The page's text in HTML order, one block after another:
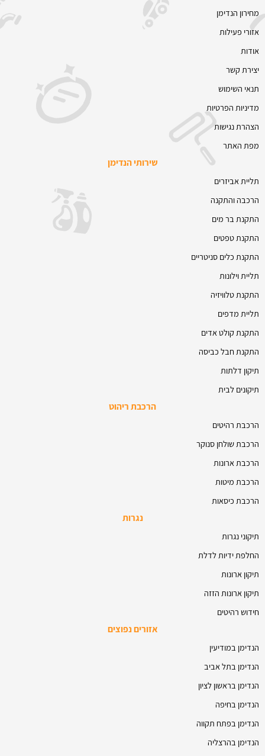
מחירון הנדימן
אזורי פעילות
אודות
יצירת קשר
תנאי השימוש
מדיניות הפרטיות
הצהרת נגישות
מפת האתר
שירותי הנדימן
תליית אביזרים
הרכבה והתקנה
התקנת בר מים
התקנת טפטים
התקנת כלים סניטריים
תליית וילונות
התקנת טלוויזיה
תליית מדפים
התקנת קולט אדים
התקנת חבל כביסה
תיקון דלתות
תיקונים לבית
הרכבת ריהוט
הרכבת רהיטים
הרכבת שולחן סנוקר
הרכבת ארונות
הרכבת מיטות
הרכבת כיסאות
נגרות
תיקוני נגרות
החלפת ידיות לדלת
תיקון ארונות
תיקון ארונות הזזה
חידוש רהיטים
אזורים נפוצים
הנדימן במודיעין
הנדימן בתל אביב
הנדימן בראשון לציון
הנדימן בחיפה
הנדימן בפתח תקווה
הנדימן בהרצליה